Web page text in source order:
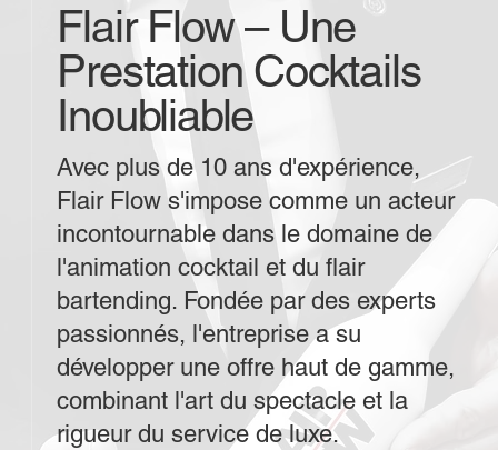
Flair Flow – Une
Prestation Cocktails
Inoubliable
Avec plus de 10 ans d'expérience,
Flair Flow s'impose comme un acteur
incontournable dans le domaine de
l'animation cocktail et du flair
bartending. Fondée par des experts
passionnés, l'entreprise a su
développer une offre haut de gamme,
combinant l'art du spectacle et la
rigueur du service de luxe.